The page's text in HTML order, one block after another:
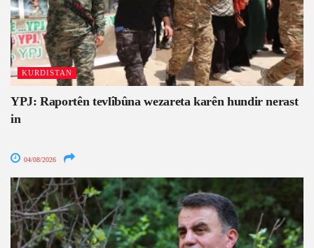
KURDISTAN
YPJ: Raportên tevlîbûna wezareta karên hundir nerast
in
04/08/2026